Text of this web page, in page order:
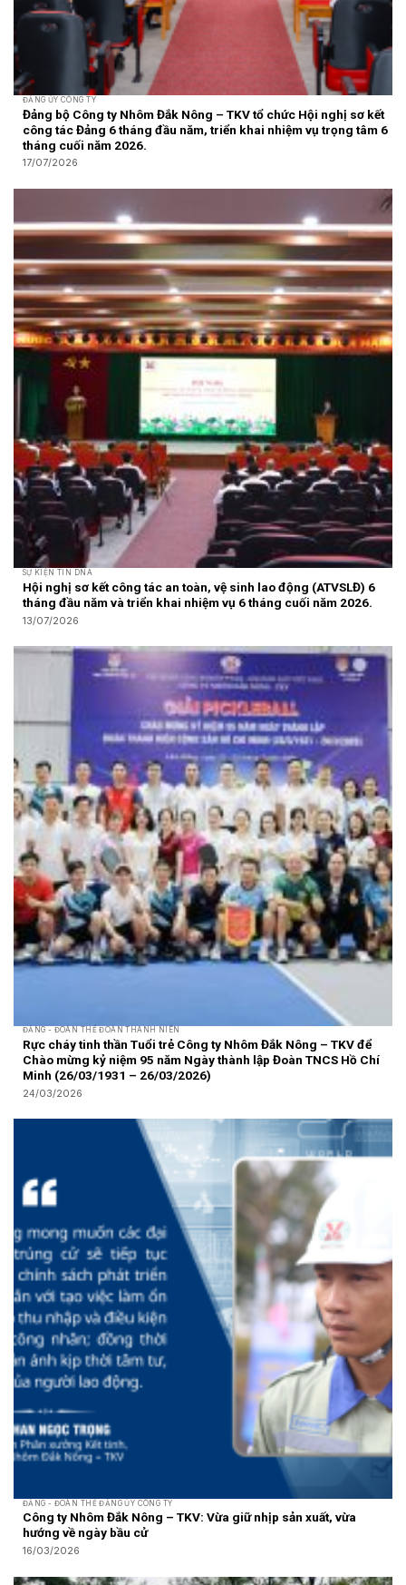
ĐẢNG ỦY CÔNG TY
Đảng bộ Công ty Nhôm Đắk Nông – TKV tổ chức Hội nghị sơ kết
công tác Đảng 6 tháng đầu năm, triển khai nhiệm vụ trọng tâm 6
tháng cuối năm 2026.
17/07/2026
SỰ KIỆN TIN DNA
Hội nghị sơ kết công tác an toàn, vệ sinh lao động (ATVSLĐ) 6
tháng đầu năm và triển khai nhiệm vụ 6 tháng cuối năm 2026.
13/07/2026
ĐẢNG - ĐOÀN THỂ ĐOÀN THANH NIÊN
Rực cháy tinh thần Tuổi trẻ Công ty Nhôm Đắk Nông – TKV để
Chào mừng kỷ niệm 95 năm Ngày thành lập Đoàn TNCS Hồ Chí
Minh (26/03/1931 – 26/03/2026)
24/03/2026
ĐẢNG - ĐOÀN THỂ ĐẢNG ỦY CÔNG TY
Công ty Nhôm Đắk Nông – TKV: Vừa giữ nhịp sản xuất, vừa
hướng về ngày bầu cử
16/03/2026